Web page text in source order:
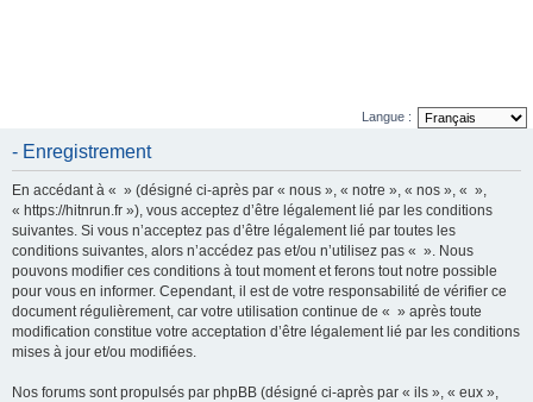
Langue :
- Enregistrement
En accédant à « » (désigné ci-après par « nous », « notre », « nos », « »,
« https://hitnrun.fr »), vous acceptez d’être légalement lié par les conditions
suivantes. Si vous n’acceptez pas d’être légalement lié par toutes les
conditions suivantes, alors n’accédez pas et/ou n’utilisez pas « ». Nous
pouvons modifier ces conditions à tout moment et ferons tout notre possible
pour vous en informer. Cependant, il est de votre responsabilité de vérifier ce
document régulièrement, car votre utilisation continue de « » après toute
modification constitue votre acceptation d’être légalement lié par les conditions
mises à jour et/ou modifiées.
Nos forums sont propulsés par phpBB (désigné ci-après par « ils », « eux »,